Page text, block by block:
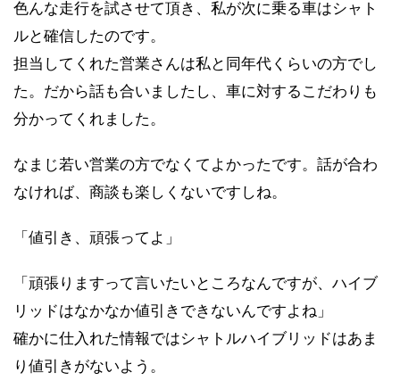
色んな走行を試させて頂き、私が次に乗る車はシャト
ルと確信したのです。
担当してくれた営業さんは私と同年代くらいの方でし
た。だから話も合いましたし、車に対するこだわりも
分かってくれました。
なまじ若い営業の方でなくてよかったです。話が合わ
なければ、商談も楽しくないですしね。
「値引き、頑張ってよ」
「頑張りますって言いたいところなんですが、ハイブ
リッドはなかなか値引きできないんですよね」
確かに仕入れた情報ではシャトルハイブリッドはあま
り値引きがないよう。